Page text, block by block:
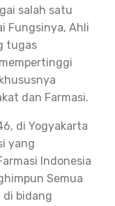
salah satu
Fungsinya, Ahli
tugas
dan Farmasi.
di Yogyakarta
yang
Indonesia
Semua
di bidang